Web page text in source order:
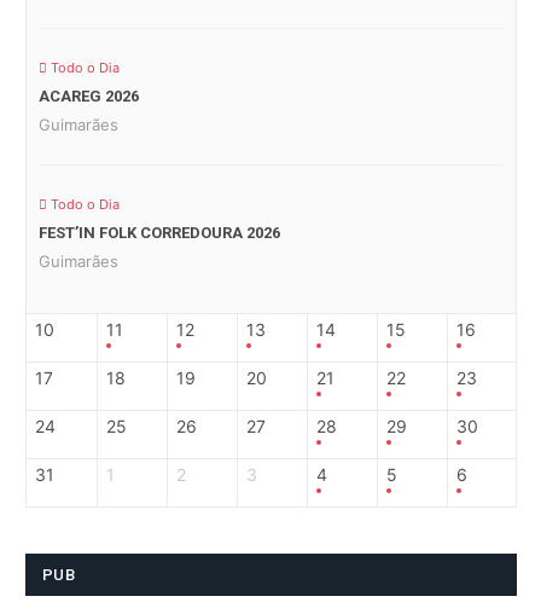
Todo o Dia
ACAREG 2026
Guimarães
Todo o Dia
FEST’IN FOLK CORREDOURA 2026
Guimarães
10 11 12 13 14 15 16
17 18 19 20 21 22 23
24 25 26 27 28 29 30
31 1 2 3 4 5 6
PUB